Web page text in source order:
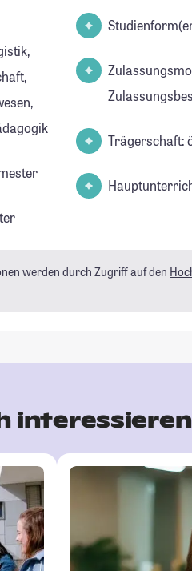
Trägerschaft:
werden durch Zugriff auf den
interessieren